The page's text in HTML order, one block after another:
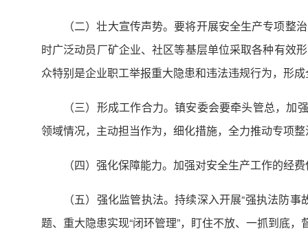
（二）壮大宣传声势。要将开展安全生产专项
时广泛动员厂矿企业、社区等基层单位采取各种有效
众特别是企业职工举报重大隐患和违法违规行为，形
（三）形成工作合力。镇安委会要牵头管总，
领域情况，主动担当作为，细化措施，全力推动专项
（四）强化保障能力。加强对安全生产工作的经
（五）强化监管执法。持续深入开展“强执法防
题、重大隐患实现“闭环管理”，盯住不放、一抓到底，